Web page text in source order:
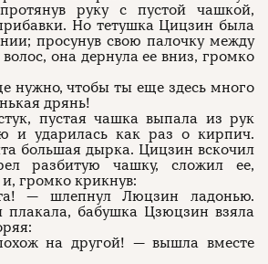
руку с пустой чашкой,
Но тетушка Цицзин была
просунув свою палочку между
она дернула ее вниз, громко
нужно, чтобы ты еще здесь много
дрянь!
пустая чашка выпала из рук
и ударилась как раз о кирпич.
большая дырка. Цицзин вскочил
разбитую чашку, сложил ее,
громко крикнув:
— шлепнул Люцзин ладонью.
бабушка Цзюцзин взяла
на другой! — вышла вместе